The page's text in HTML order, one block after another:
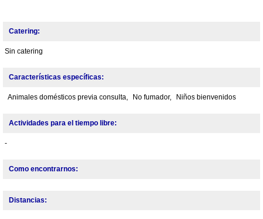
Catering:
Sin catering
Características específicas:
Animales domésticos previa consulta, No fumador, Niños bienvenidos
Actividades para el tiempo libre:
-
Como encontrarnos:
Distancias: